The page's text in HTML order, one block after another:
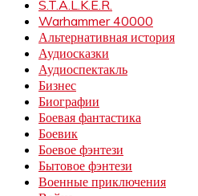
S.T.A.L.K.E.R.
Warhammer 40000
Альтернативная история
Аудиосказки
Аудиоспектакль
Бизнес
Биографии
Боевая фантастика
Боевик
Боевое фэнтези
Бытовое фэнтези
Военные приключения